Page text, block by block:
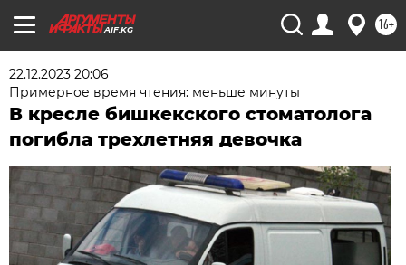
AIF.KG 16+
22.12.2023 20:06
Примерное время чтения: меньше минуты
В кресле бишкекского стоматолога
погибла трехлетняя девочка